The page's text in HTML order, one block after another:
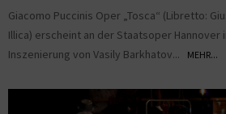
Giacomo Puccinis Oper „Tosca“ (Libretto:
Illica) erscheint an der Staatsoper
Inszenierung von Vasily Barkhatov...
MEHR...